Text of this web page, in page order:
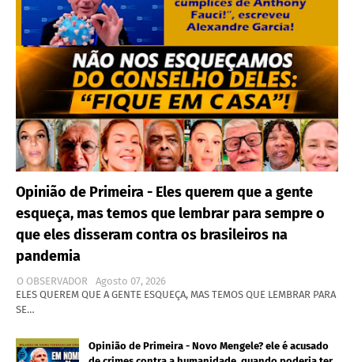
Opinião de Primeira - Eles querem que a gente
esqueça, mas temos que lembrar para sempre o
que eles disseram contra os brasileiros na
pandemia
O OBSERVADOR
Agosto 07, 2026
ELES QUEREM QUE A GENTE ESQUEÇA, MAS TEMOS QUE LEMBRAR PARA
SE…
Opinião de Primeira - Novo Mengele? ele é acusado